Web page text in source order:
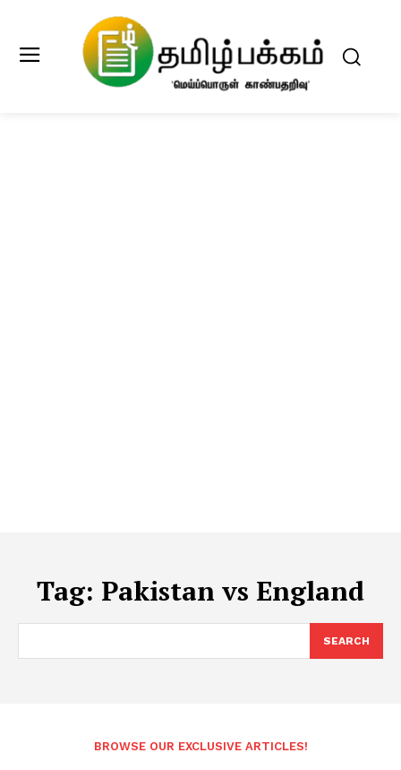
Tag: Pakistan vs England
SEARCH
BROWSE OUR EXCLUSIVE ARTICLES!